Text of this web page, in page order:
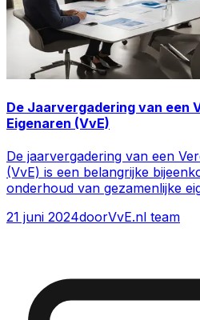
De Jaarvergadering van een
Eigenaren (VvE)
De jaarvergadering van een
(VvE) is een belangrijke
onderhoud van gezamenlijke
21 juni 2024doorVvE.nl team